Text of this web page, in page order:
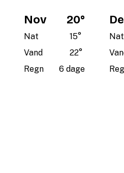
Nov 20°
Nat 15°
Vand
22°
Regn
6 dage
Nat